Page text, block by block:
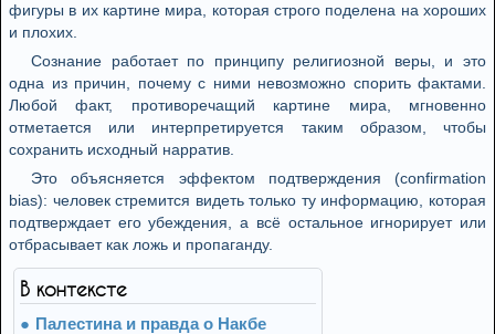
фигуры в их картине мира, которая строго поделена на хороших
и плохих.
Сознание работает по принципу религиозной веры, и это
одна из причин, почему с ними невозможно спорить фактами.
Любой факт, противоречащий картине мира, мгновенно
отметается или интерпретируется таким образом, чтобы
сохранить исходный нарратив.
Это объясняется эффектом подтверждения (confirmation
bias): человек стремится видеть только ту информацию, которая
подтверждает его убеждения, а всё остальное игнорирует или
отбрасывает как ложь и пропаганду.
В контексте
Палестина и правда о Накбе